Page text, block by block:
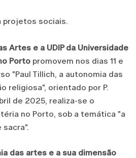
projetos sociais.
Artes e a UDIP da Universidade
Porto promovem nos dias 11 e
"Paul Tillich, a autonomia das
religiosa", orientado por P.
de 2025, realiza-se o
no Porto, sob a temática "a
sacra".
das artes e a sua dimensão